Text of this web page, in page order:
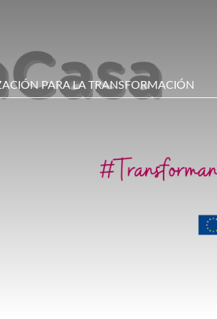
PARA LA TRANSFORMACIÓN